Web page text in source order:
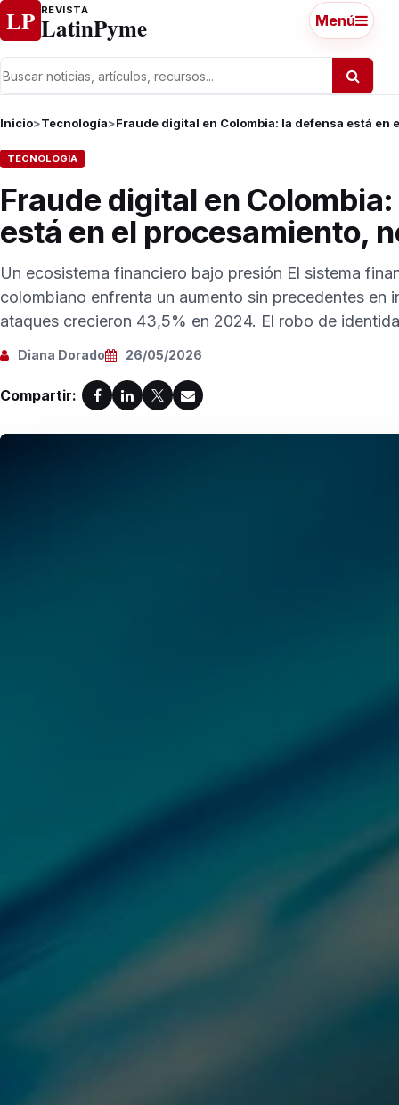
Ir al contenido
LP REVISTA
LatinPyme Menú
Inicio>Tecnología>Fraude digital en Colombia: la defensa está en
TECNOLOGIA
Fraude digital en
está en el procesamiento,
Un ecosistema financiero bajo presión El sistema
colombiano enfrenta un aumento sin precedentes en
ataques crecieron 43,5% en 2024. El robo de
Diana Dorado 26/05/2026
Compartir: